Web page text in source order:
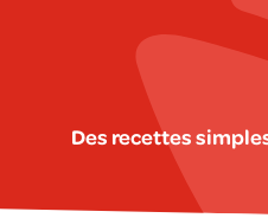
Des recettes